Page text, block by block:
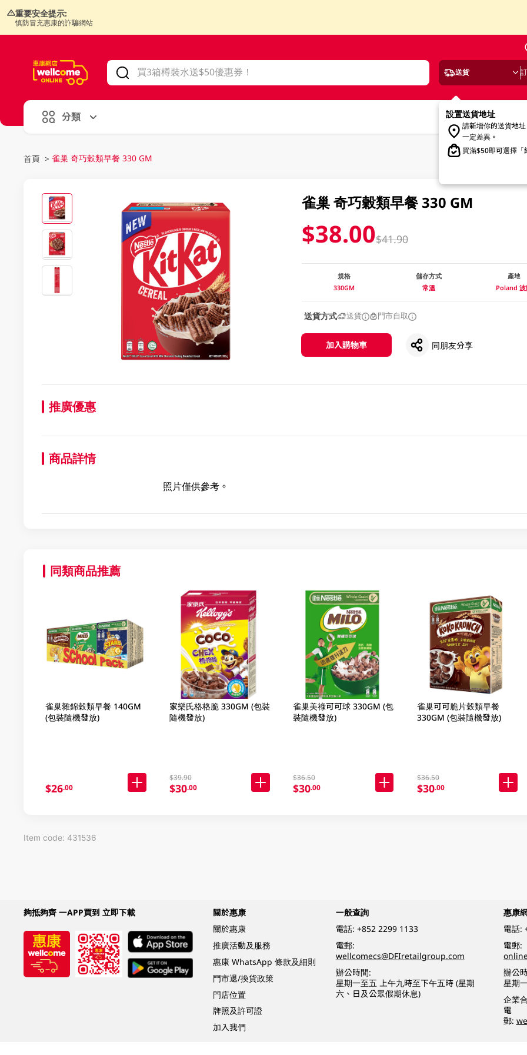
重要安全提示:
慎防冒充惠康的詐騙網站
送貨
設置送貨地址
請新增你的送貨地
一定差異。
買滿$50即可選擇「
分類
首頁 > 雀巢 奇巧穀類早餐 330 GM
雀巢 奇巧穀類早餐 330 GM
$38.00$41.90
規格
330GM
儲存方式
常溫
產地
Poland 波
送貨方式 送貨 門市自取
加入購物車 同朋友分享
推廣優惠
商品詳情
照片僅供參考。
同類商品推薦
雀巢雜錦穀類早餐 140GM
(包裝隨機發放)
$26.00
家樂氏格格脆 330GM (包裝
隨機發放)
$39.90
$30.00
雀巢美祿可可球 330GM (包
裝隨機發放)
$36.50
$30.00
雀巢可可脆片穀類早餐
330GM (包裝隨機發放)
$36.50
$30.00
Item code: 431536
夠抵夠齊 一APP買到 立即下載
關於惠康
關於惠康
推廣活動及服務
惠康 WhatsApp 條款及細則
門市退/換貨政策
門店位置
牌照及許可證
加入我們
一般查詢
電話: +852 2299 1133
電郵:
wellcomecs@DFIretailgroup.com
辦公時間:
星期一至五 上午九時至下午五時 (星期
六、日及公眾假期休息)
惠康
電話:
電郵:
辦公
星期
企業
電
郵: